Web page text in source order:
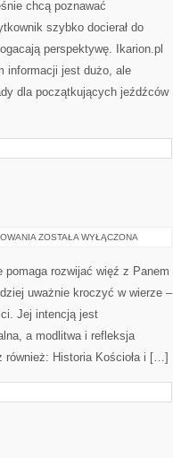
chcą poznawać
szybko docierał do
perspektywę. Ikarion.pl
informacji jest dużo, ale
dla początkujących jeźdźców
CUDA
ZOSTAŁA WYŁĄCZONA
rozwijać więź z Panem
uważnie kroczyć w wierze –
Jej intencją jest
a modlitwa i refleksja
również: Historia Kościoła i […]